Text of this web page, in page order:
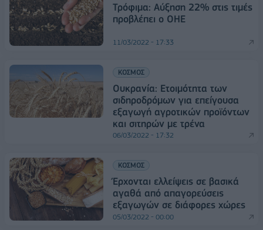
Τρόφιμα: Αύξηση 22% στις τιμές
προβλέπει ο ΟΗΕ
11/03/2022 - 17:33
ΚΟΣΜΟΣ
Ουκρανία: Ετοιμότητα των
σιδηροδρόμων για επείγουσα
εξαγωγή αγροτικών προϊόντων
και σιτηρών με τρένα
06/03/2022 - 17:32
ΚΟΣΜΟΣ
Έρχονται ελλείψεις σε βασικά
αγαθά από απαγορεύσεις
εξαγωγών σε διάφορες χώρες
05/03/2022 - 00:00